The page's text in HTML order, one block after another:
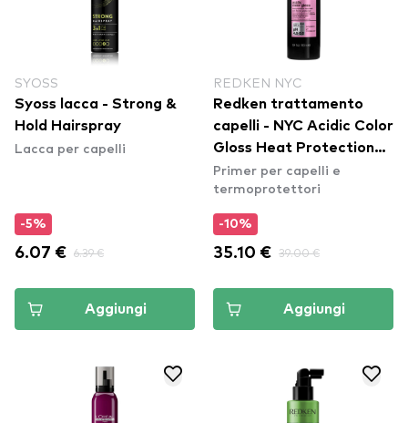
SYOSS
Syoss lacca - Strong &
Hold Hairspray
Lacca per capelli
-5%
6.07 € 6.39 €
Aggiungi
REDKEN NYC
Redken trattamento
capelli - NYC Acidic Color
Gloss Heat Protection
Leave-In Treatment
Primer per capelli e
termoprotettori
-10%
35.10 € 39.00 €
Aggiungi